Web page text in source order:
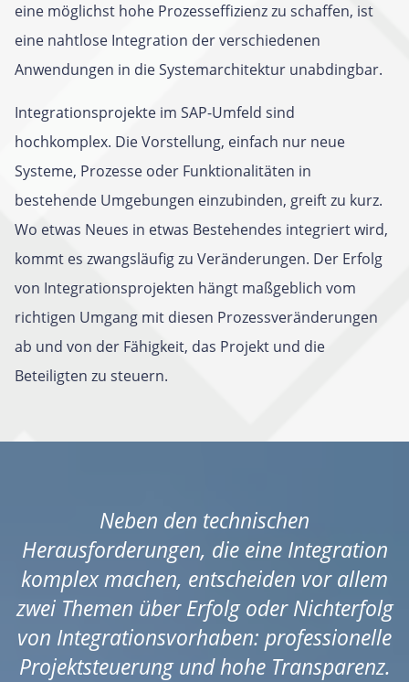
eine möglichst hohe Prozesseffizienz zu schaffen, ist
eine nahtlose Integration der verschiedenen
Anwendungen in die Systemarchitektur unabdingbar.
Integrationsprojekte im SAP-Umfeld sind
hochkomplex. Die Vorstellung, einfach nur neue
Systeme, Prozesse oder Funktionalitäten in
bestehende Umgebungen einzubinden, greift zu kurz.
Wo etwas Neues in etwas Bestehendes integriert wird,
kommt es zwangsläufig zu Veränderungen. Der Erfolg
von Integrationsprojekten hängt maßgeblich vom
richtigen Umgang mit diesen Prozessveränderungen
ab und von der Fähigkeit, das Projekt und die
Beteiligten zu steuern.
Neben den technischen
Herausforderungen, die eine Integration
komplex machen, entscheiden vor allem
zwei Themen über Erfolg oder Nichterfolg
von Integrationsvorhaben: professionelle
Projektsteuerung und hohe Transparenz.